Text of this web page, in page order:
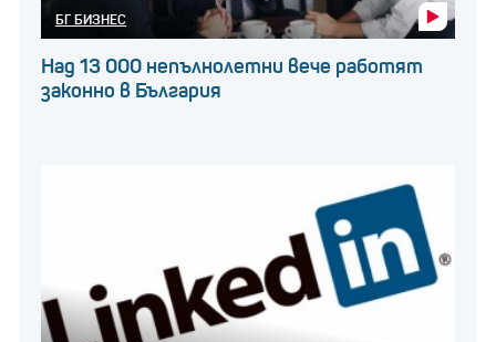
БГ БИЗНЕС
Над 13 000 непълнолетни вече работят
законно в България